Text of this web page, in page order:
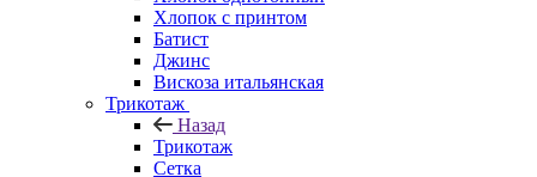
Хлопок с принтом
Батист
Джинс
Вискоза итальянская
Трикотаж
Назад
Трикотаж
Сетка